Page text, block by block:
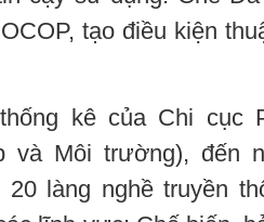
tạo điều kiện
kê của Chi cục
và Môi trường), đến
20 làng nghề truyền